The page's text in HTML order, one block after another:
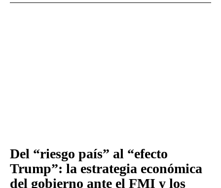
Del “riesgo país” al “efecto
Trump”: la estrategia económica
del gobierno ante el FMI y los